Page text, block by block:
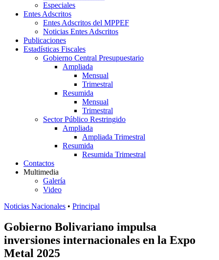
Especiales
Entes Adscritos
Entes Adscritos del MPPEF
Noticias Entes Adscritos
Publicaciones
Estadísticas Fiscales
Gobierno Central Presupuestario
Ampliada
Mensual
Trimestral
Resumida
Mensual
Trimestral
Sector Público Restringido
Ampliada
Ampliada Trimestral
Resumida
Resumida Trimestral
Contactos
Multimedia
Galería
Video
Noticias Nacionales • Principal
Gobierno Bolivariano impulsa
inversiones internacionales en la Expo
Metal 2025